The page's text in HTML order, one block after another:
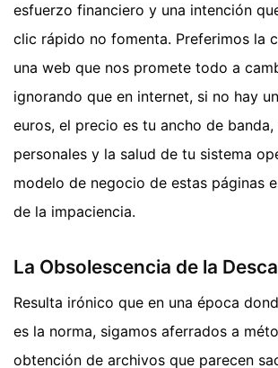
esfuerzo financiero y una intención
clic rápido no fomenta. Preferimos la
una web que nos promete todo a
ignorando que en internet, si no hay
euros, el precio es tu ancho de
personales y la salud de tu sistema
modelo de negocio de estas páginas
de la impaciencia.
La Obsolescencia de la
Resulta irónico que en una época
es la norma, sigamos aferrados a
obtención de archivos que parecen